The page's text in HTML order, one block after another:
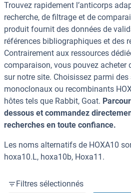
Trouvez rapidement l’anticorps
recherche, de filtrage et de
produit fournit des données de
références bibliographiques et des
Contrairement aux ressources
comparaison, vous pouvez acheter
sur notre site. Choisissez parmi
monoclonaux ou recombinants
hôtes tels que Rabbit, Goat.
dessous et commandez
recherches en toute confiance.
Les noms alternatifs de HOXA10
hoxa10.L, hoxa10b, Hoxa11.
Filtres sélectionnés